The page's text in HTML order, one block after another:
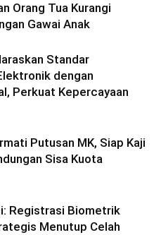
Orang Tua Kurangi
Gawai Anak
Standar
dengan
Perkuat Kepercayaan
Putusan MK, Siap Kaji
Sisa Kuota
Registrasi Biometrik
Menutup Celah